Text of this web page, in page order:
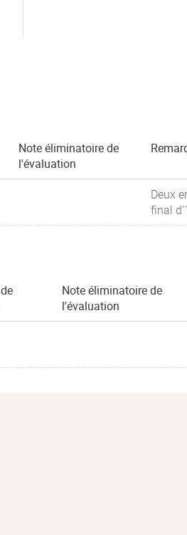
Note éliminatoire de
l'évaluation
Deux
final
Note éliminatoire de
l'évaluation